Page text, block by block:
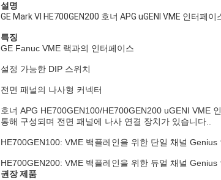
설명
GE Mark VI HE700GEN200 호너 APG uGENI VME 인터페
특징
GE Fanuc VME 랙과의 인터페이스
설정 가능한 DIP 스위치
전면 패널의 나사형 커넥터
호너 APG HE700GEN100/HE700GEN200 uGENI VME
통해 구성되며 전면 패널에 나사 연결 장치가 있습니다..
HE700GEN100: VME 백플레인을 위한 단일 채널 Genius
HE700GEN200: VME 백플레인을 위한 듀얼 채널 Genius
권장 제품